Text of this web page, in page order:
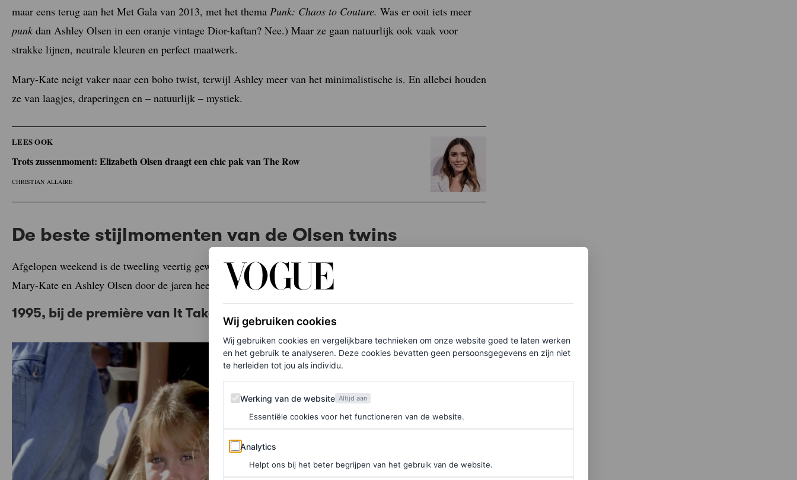
maar eens terug aan het Met Gala van 2013, met het thema Punk: Chaos to Couture. Was er ooit iets meer
punk dan Ashley Olsen in een oranje vintage Dior-kaftan? Nee.) Maar ze gaan natuurlijk ook vaak voor
strakke lijnen, neutrale kleuren en perfect maatwerk.
Mary-Kate neigt vaker naar een boho twist, terwijl Ashley meer van het minimalistische is. En allebei houden
ze van laagjes, draperingen en – natuurlijk – mystiek.
LEES OOK
Trots zussenmoment: Elizabeth Olsen draagt een chic pak van The Row
CHRISTIAN ALLAIRE
De beste stijlmomenten van de Olsen twins
Afgelopen weekend is de tweeling veertig geworden. Ter ere van die mijlpaal blikken we terug op de stijl van
Mary-Kate en Ashley Olsen door de jaren heen – van filmpremières tot Met Gala’s.
1995, bij de première van It Takes Two
Wij gebruiken cookies
Wij gebruiken cookies en vergelijkbare technieken om onze website goed te laten werken
en het gebruik te analyseren. Deze cookies bevatten geen persoonsgegevens en zijn niet
te herleiden tot jou als individu.
Werking van de website
Werking van de website Altijd aan
Essentiële cookies voor het functioneren van de website.
Analytics
Analytics
Helpt ons bij het beter begrijpen van het gebruik van de website.